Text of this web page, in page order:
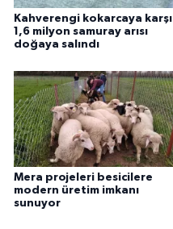
Kahverengi kokarcaya karşı
1,6 milyon samuray arısı
doğaya salındı
Mera projeleri besicilere
modern üretim imkanı
sunuyor